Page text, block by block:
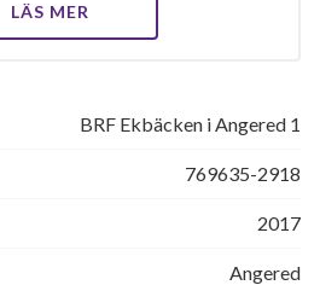
LÄS MER
BRF Ekbäcken i Angered 1
769635-2918
2017
Angered